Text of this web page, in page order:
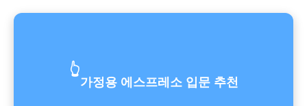
👆
가정용 에스프레소 입문 추천